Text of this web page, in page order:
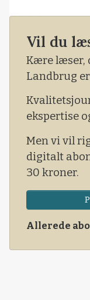
Og det var en
Skov tæt ved
Godset var
denne gang
nemt at g&ari
Vil du
Kære læser,
Landbrug
ekspertise
Men vi vil
digitalt
30 kroner.
Allerede